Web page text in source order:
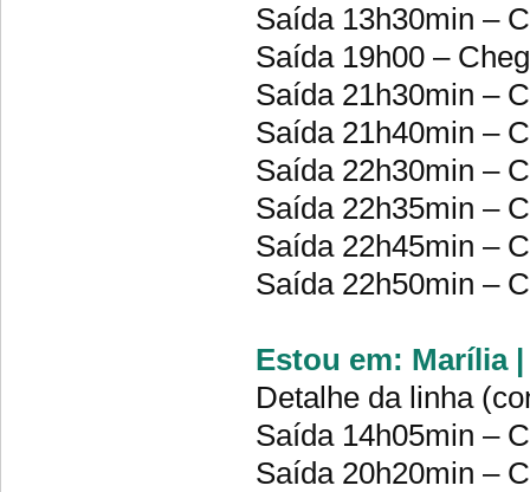
Saída 13h30min –
Saída 19h00 –
Saída 21h30min –
Saída 21h40min –
Saída 22h30min –
Saída 22h35min –
Saída 22h45min –
Saída 22h50min –
Estou em: Marília
Detalhe da linha
Saída 14h05min –
Saída 20h20min –